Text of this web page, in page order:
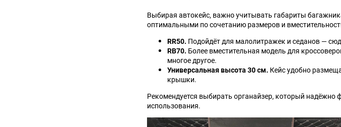
PUCH Packard
Ravon
Saab
TATA Talbot
Выбирая автокейс, важно учитывать габариты
оптимальными по сочетанию размеров и
RR50. Подойдёт для малолитражек и седанов —
RB70. Более вместительная модель для
многое другое.
Универсальная высота 30 см. Кейс удобно
крышки.
Рекомендуется выбирать органайзер, который надёжно
использования.